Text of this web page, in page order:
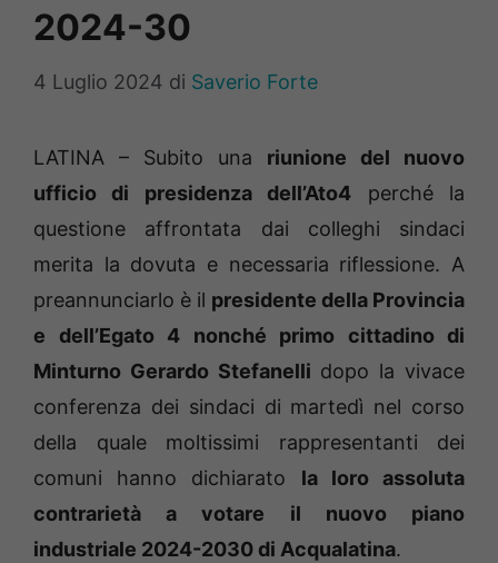
2024-30
4 Luglio 2024 di Saverio Forte
LATINA – Subito una riunione del nuovo
ufficio di presidenza dell’Ato4 perché la
questione affrontata dai colleghi sindaci
merita la dovuta e necessaria riflessione. A
preannunciarlo è il presidente della Provincia
e dell’Egato 4 nonché primo cittadino di
Minturno Gerardo Stefanelli dopo la vivace
conferenza dei sindaci di martedì nel corso
della quale moltissimi rappresentanti dei
comuni hanno dichiarato la loro assoluta
contrarietà a votare il nuovo piano
industriale 2024-2030 di Acqualatina.